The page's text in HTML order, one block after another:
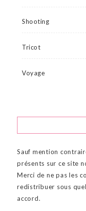
Shooting
Tricot
Voyage
Sauf mention
présents sur ce site
Merci de ne pas les
redistribuer sous
accord.